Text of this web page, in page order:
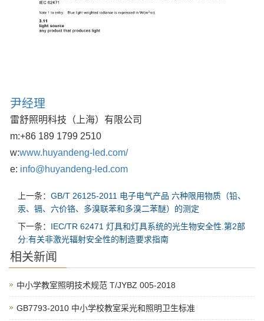
尹经理
雷舒照明科技（上海）有限公司
m:+86 189 1799 2510
w:www.huyandeng-led.com/
e: info@huyandeng-led.com
上一条： GB/T 26125-2011 电子电气产品 六种限用物质（铅、
汞、镉、六价铬、多溴联苯和多溴二苯醚）的测定
下一条： IEC/TR 62471 灯具和灯具系统的光生物安全性.第2部
分:有关非激光辐射安全性的制造要求指南
相关新闻
中小学教室照明技术规范 T/JYBZ 005-2018
GB7793-2010 中小学校教室采光和照明卫生标准